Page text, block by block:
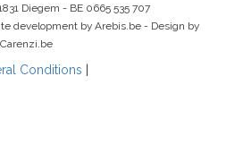
Diegem - BE 0665 535 707
development by Arebis.be - Design by
Carenzi.be
Conditions